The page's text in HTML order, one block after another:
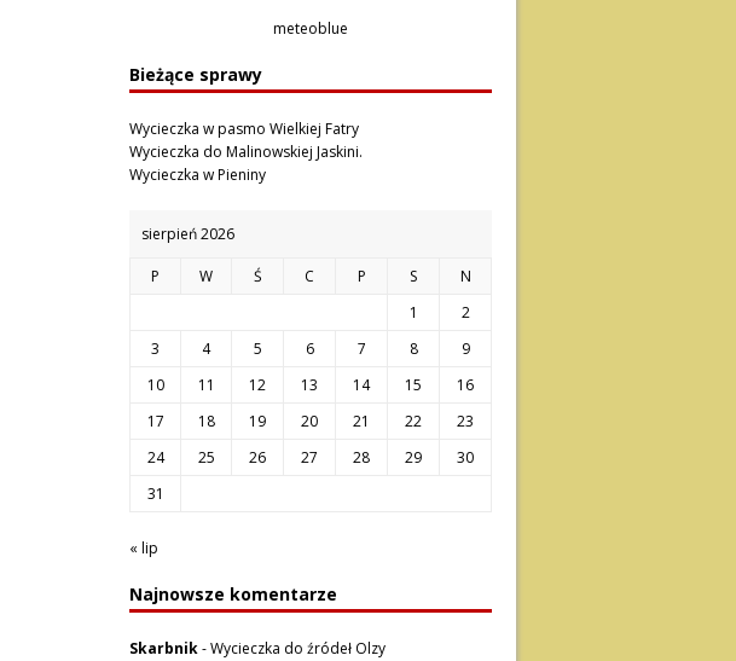
meteoblue
Bieżące sprawy
Wycieczka w pasmo Wielkiej Fatry
Wycieczka do Malinowskiej Jaskini.
Wycieczka w Pieniny
sierpień 2026
P W Ś C P S
N
1
2
3
4 5 6 7 8
9
10
11 12 13 14 15
16
17
18 19 20 21 22
23
24
25 26 27 28 29
30
31
« lip
Najnowsze komentarze
Skarbnik-Wycieczka do źródeł Olzy